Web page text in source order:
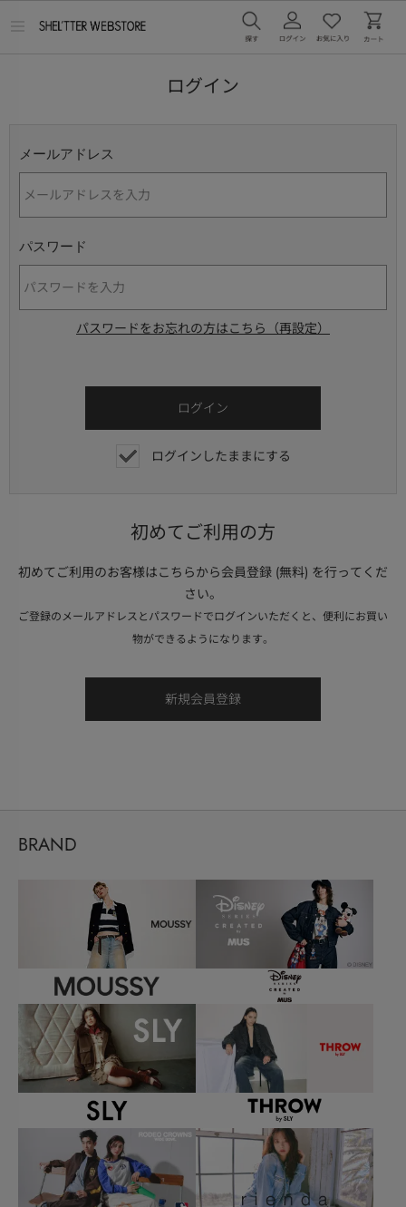
ログイン
メールアドレス
パスワード
パスワードをお忘れの方はこちら（再設定）
ログインしたままにする
初めてご利用の方
初めてご利用のお客様はこちらから会員登録 (無料) を行ってくだ
さい。
ご登録のメールアドレスとパスワードでログインいただくと、便利にお買い
物ができるようになります。
BRAND